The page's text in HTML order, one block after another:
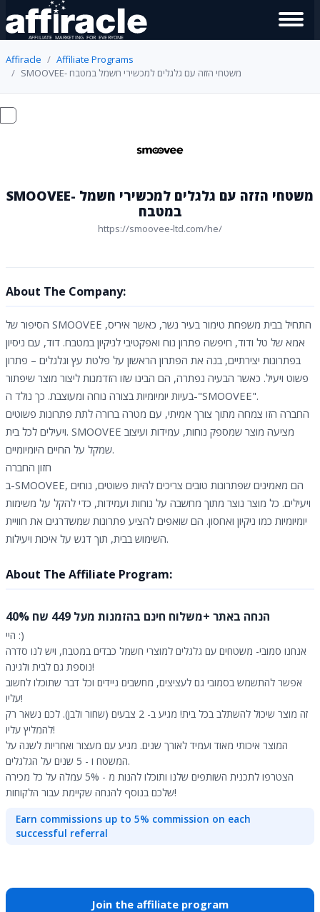
Affiracle
Affiliate Programs
SMOOVEE- משטחי הזזה עם גלגלים למכשירי חשמל במטבח
SMOOVEE- משטחי הזזה עם גלגלים למכשירי חשמל
במטבח
https://smoovee-ltd.com/he/
About The Company:
הסיפור של SMOOVEE התחיל בבית משפחת טימור בעיר נשר, כאשר איריס,
אמא של טל ודוד, חיפשה פתרון נוח ואפקטיבי לניקיון במטבח. דוד, עם ניסיון
בפתרונות יצירתיים, בנה את הפתרון הראשון על פלטת עץ וגלגלים – פתרון
פשוט ויעיל. כאשר הבעיה נפתרה, הם הבינו שזו הזדמנות ליצור מוצר שיפתור
בעיות יומיומיות בצורה נוחה ומעוצבת. כך נולד ה-"SMOOVEE".
החברה הזו צמחה מתוך צורך אמיתי, עם מטרה ברורה לתת פתרונות פשוטים
ויעילים לכל בית. SMOOVEE מציעה מוצר שמספק נוחות, עמידות ועיצוב
שמקל על החיים היומיומיים.
חזון החברה
ב-SMOOVEE, הם מאמינים שפתרונות טובים צריכים להיות פשוטים, נוחים
ויעילים. כל מוצר נוצר מתוך מחשבה על נוחות ועמידות, כדי להקל על משימות
יומיומיות כמו ניקיון ואחסון. הם שואפים להציע פתרונות שמשדרגים את חוויית
השימוש בבית, תוך דגש על איכות ויעילות.
About The Affiliate Program:
40% הנחה באתר +משלוח חינם בהזמנות מעל 449 שח
היי :)
אנחנו סמובי- משטחים עם גלגלים למוצרי חשמל כבדים במטבח, ויש לנו סדרה
נוספת גם לבית ולגינה!
אפשר להתשמש בסמובי גם לעציצים, מחשבים ניידים וכל דבר שתוכלו לחשוב
עליו!
זה מוצר שיכול להשתלב בכל בית! מגיע ב- 2 צבעים (שחור ולבן). לכם נשאר רק
להמליץ עליו!
המוצר איכותי מאוד ועמיד לאורך שנים. מגיע עם מעצור ואחריות לשנה על
המשטח ו - 5 שנים על הגלגלים.
הצטרפו לתכנית השותפים שלנו ותוכלו להנות מ - 5% עמלה על כל מכירה
שלכם בנוסף להנחה שקיימת עבור הלקוחות!
Earn commissions up to 5% commission on each
successful referral
Join the affiliate program